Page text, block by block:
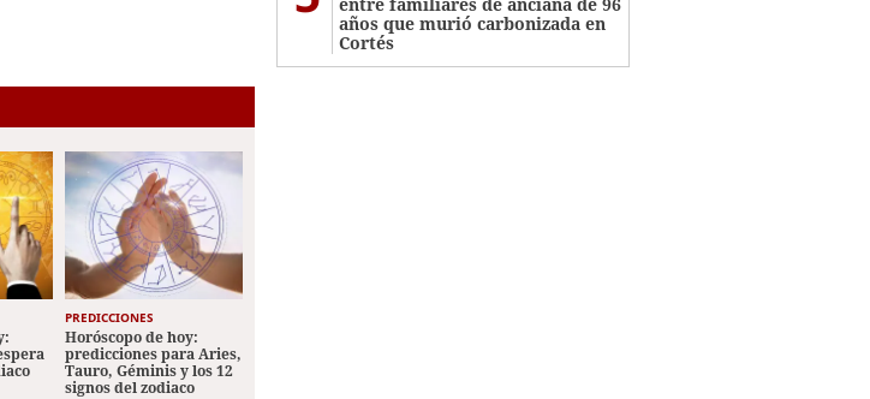
años que murió carbonizada en
Cortés
PREDICCIONES
Horóscopo de hoy:
predicciones para Aries,
Tauro, Géminis y los 12
signos del zodiaco